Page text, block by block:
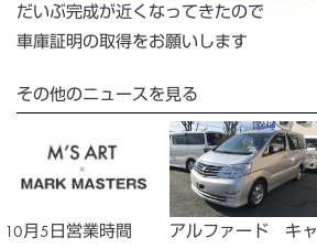
だいぶ完成が近くなってきたので
車庫証明の取得をお願いします
その他のニュースを見る
10月5日営業時間
アルファード キャ